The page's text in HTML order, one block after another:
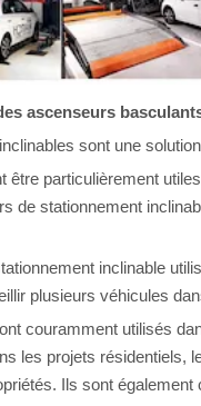
ascenseurs
sont une
particulièrement
de stationnement
inclinable
plusieurs véhicules
couramment utilisés
les projets résidentiels,
Ils sont